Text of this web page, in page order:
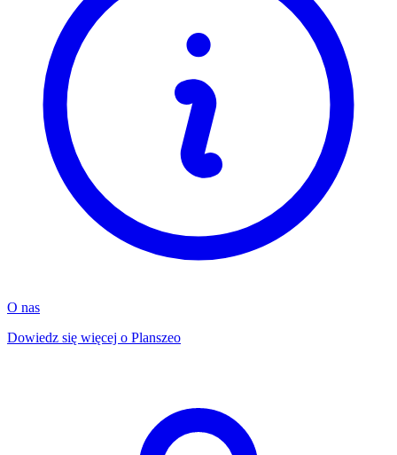
O nas
Dowiedz się więcej o Planszeo